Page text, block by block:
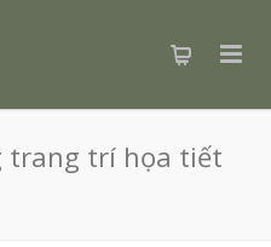
trang trí họa tiết